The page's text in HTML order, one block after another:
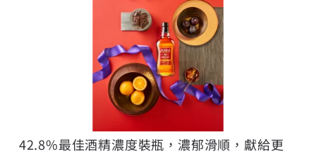
42.8%最佳酒精濃度裝瓶，濃郁滑順，獻給更